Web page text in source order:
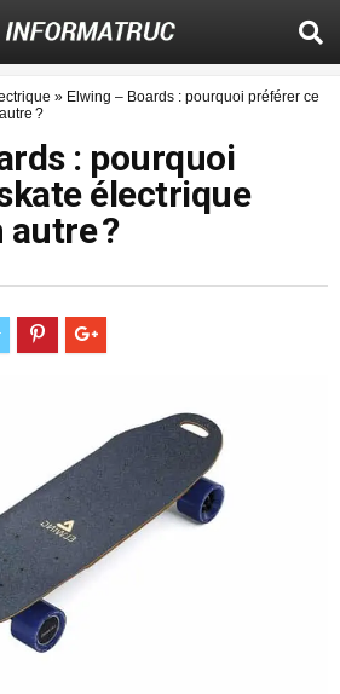
» Elwing – Boards : pourquoi préférer ce
?
: pourquoi
électrique
autre ?